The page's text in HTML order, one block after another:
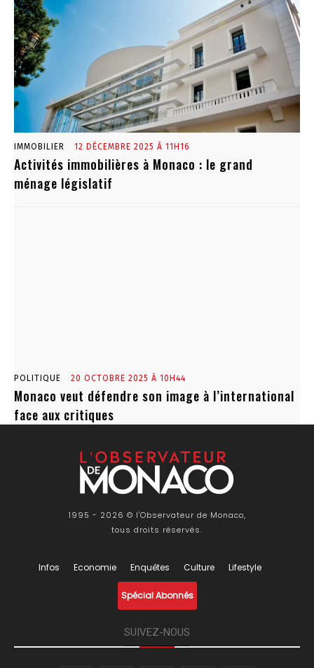
IMMOBILIER 12 DÉCEMBRE 2025 À 11H16
Activités immobilières à Monaco : le grand
ménage législatif
POLITIQUE 20 OCTOBRE 2025 À 10H44
Monaco veut défendre son image à l’international
face aux critiques
1995 - 2026 © l'Observateur de Monaco,
tous droits réservés.
Infos Economie Enquêtes Culture Lifestyle
Spécial Abonnés
SUIVEZ-NOUS